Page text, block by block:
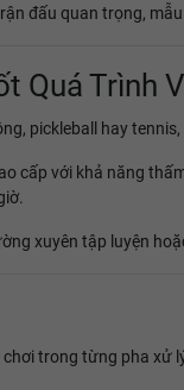
đấu quan trọng,
Quá Trình
pickleball hay
cấp với khả năng
xuyên tập luyện
trong từng pha xử